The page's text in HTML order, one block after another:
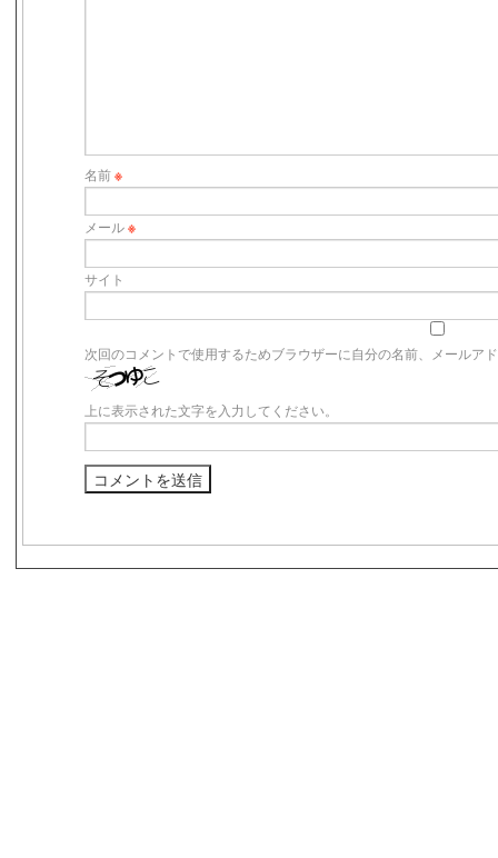
名前※
メール※
サイト
次回のコメントで使用するためブラウザーに自分の名前、メールア
上に表示された文字を入力してください。
s3